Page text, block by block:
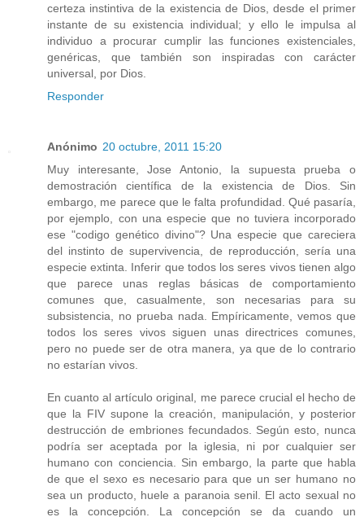
certeza instintiva de la existencia de Dios, desde el primer
instante de su existencia individual; y ello le impulsa al
individuo a procurar cumplir las funciones existenciales,
genéricas, que también son inspiradas con carácter
universal, por Dios.
Responder
Anónimo 20 octubre, 2011 15:20
Muy interesante, Jose Antonio, la supuesta prueba o
demostración científica de la existencia de Dios. Sin
embargo, me parece que le falta profundidad. Qué pasaría,
por ejemplo, con una especie que no tuviera incorporado
ese "codigo genético divino"? Una especie que careciera
del instinto de supervivencia, de reproducción, sería una
especie extinta. Inferir que todos los seres vivos tienen algo
que parece unas reglas básicas de comportamiento
comunes que, casualmente, son necesarias para su
subsistencia, no prueba nada. Empíricamente, vemos que
todos los seres vivos siguen unas directrices comunes,
pero no puede ser de otra manera, ya que de lo contrario
no estarían vivos.
En cuanto al artículo original, me parece crucial el hecho de
que la FIV supone la creación, manipulación, y posterior
destrucción de embriones fecundados. Según esto, nunca
podría ser aceptada por la iglesia, ni por cualquier ser
humano con conciencia. Sin embargo, la parte que habla
de que el sexo es necesario para que un ser humano no
sea un producto, huele a paranoia senil. El acto sexual no
es la concepción. La concepción se da cuando un